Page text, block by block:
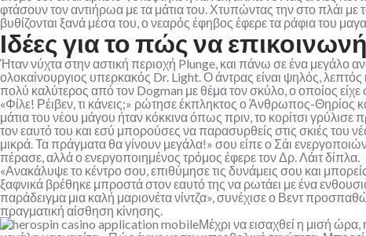
φτάσουν τον αντιήρωα με τα μάτια του. Χτυπώντας την στο πλάι με
βυθίζονται ξανά μέσα του, ο νεαρός έφηβος έφερε τα ράφια του
Ιδέες για το πώς να
Ήταν νύχτα στην αστική περιοχή Plunge, και πάνω σε ένα μεγάλο
ολοκαίνουργιος υπερκακός Dr. Light. Ο άντρας είναι ψηλός,
πολύ καλύτερος από τον Dogman με θέμα τον σκύλο, ο οποίος είχε
«Φίλε! Ρέιβεν, τι κάνεις;» ρώτησε έκπληκτος ο Άνθρωπος-Θηρίος
μάτια του νέου μάγου ήταν κόκκινα όπως πριν, το κορίτσι
τον εαυτό του και εσύ μπορούσες να παρασυρθείς στις σκιές του
μικρά. Τα πράγματα θα γίνουν μεγάλα!» σου είπε ο Σάι
πέρασε, αλλά ο ενεργοποιημένος τρόμος έφερε τον Δρ. Λάιτ δίπλα.
«Ανακάλυψε το κέντρο σου, επιθύμησε τις δυνάμεις σου και
ξαφνικά βρέθηκε μπροστά στον εαυτό της να ρωτάει με ένα
παράδειγμα μια καλή μαριονέτα νίντζα», συνέχισε ο Βεντ
πραγματική αίσθηση κίνησης.
Μέχρι να εισαχθεί η μισή